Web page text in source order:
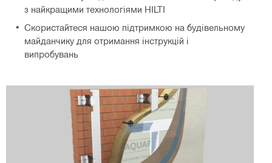
з найкращими технологіями HILTI
Скористайтеся нашою підтримкою на будівельному
майданчику для отримання інструкцій і
випробувань